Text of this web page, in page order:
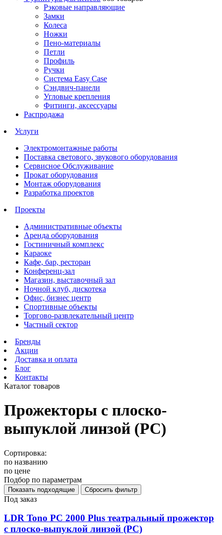
Рэковые направляющие
Замки
Колеса
Ножки
Пено-материалы
Петли
Профиль
Ручки
Система Easy Case
Сэндвич-панели
Угловые крепления
Фитинги, аксессуары
Распродажа
Услуги
Электромонтажные работы
Поставка светового, звукового оборудования
Сервисное Обслуживание
Прокат оборудования
Монтаж оборудования
Разработка проектов
Проекты
Административные объекты
Аренда оборудования
Гостиничный комплекс
Караоке
Кафе, бар, ресторан
Конференц-зал
Магазин, выставочный зал
Ночной клуб, дискотека
Офис, бизнес центр
Спортивные объекты
Торгово-развлекательный центр
Частный сектор
Бренды
Акции
Доставка и оплата
Блог
Контакты
Каталог товаров
Прожекторы с плоско-
выпуклой линзой (PC)
Сортировка:
по названию
по цене
Подбор по параметрам
Под заказ
LDR Tono PC 2000 Plus театральный прожектор
с плоско-выпуклой линзой (PC)